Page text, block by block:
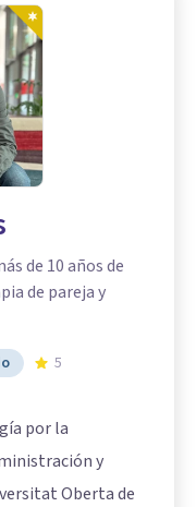
de 10 años de
de pareja y
5
por la
y
Oberta de